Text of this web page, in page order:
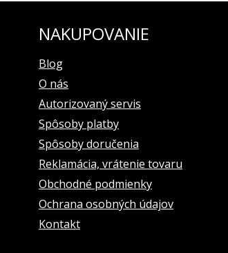
NAKUPOVANIE
Blog
O nás
Autorizovaný servis
Spôsoby platby
Spôsoby doručenia
Reklamácia, vrátenie tovaru
Obchodné podmienky
Ochrana osobných údajov
Kontakt